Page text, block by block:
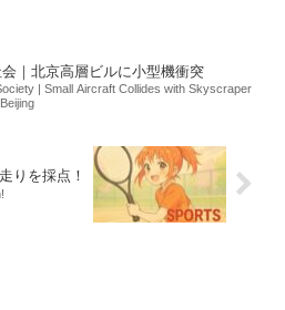
｜北京高層ビルに小型機衝突
| Small Aircraft Collides with Skyscraper
りを採点！